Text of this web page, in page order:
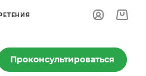
Проконсультироваться